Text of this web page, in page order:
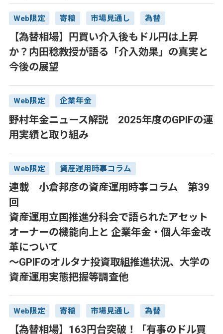
Web限定 寄稿 市場見通し 為替
【為替相場】円買い介入後もドル円は上昇
か？内田稔教授が語る「介入効果」の真実と
今後の展望
Web限定 企業年金
野村年金ニュース解説 2025年度のGPIFの運
用実績と取り組み
Web限定 資産運用時事コラム
連載 小倉邦彦の資産運用時事コラム 第39
回
資産運用立国推進分科会で語られたアセット
オーナーの機能向上と 企業年金・個人年金改
革について
～GPIFのオルタナ投資取組推進状況、大学の
資産運用実態把握等調査他
Web限定 寄稿 市場見通し 為替
【為替相場】163円台突破！「有事のドル買